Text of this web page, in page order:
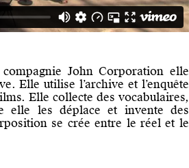
John Corporation elle
Elle utilise l’archive et l’enquête
Elle collecte des vocabulaires,
elle les déplace et invente des
se crée entre le réel et le